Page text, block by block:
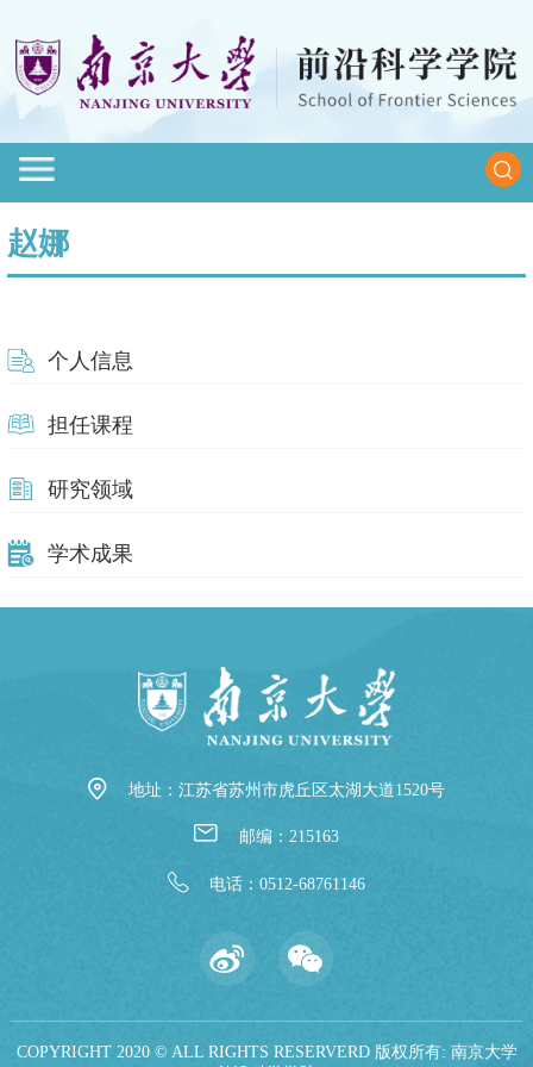
赵娜
个人信息
担任课程
研究领域
学术成果
地址：江苏省苏州市虎丘区太湖大道1520号
邮编：215163
电话：0512-68761146
COPYRIGHT 2020 © ALL RIGHTS RESERVERD 版权所有: 南京大学